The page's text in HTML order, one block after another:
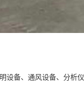
设备、通风设备、分析